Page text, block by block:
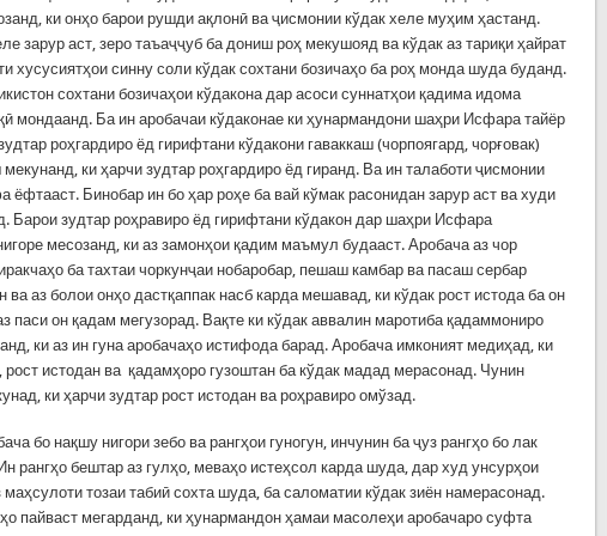
ки онҳо барои рушди ақлонӣ ва ҷисмонии кўдак хеле муҳим ҳастанд.
зарур аст, зеро таъаҷҷуб ба дониш роҳ мекушояд ва кўдак аз тариқи ҳайрат
синну соли кўдак сохтани бозичаҳо ба роҳ монда шуда буданд.
сохтани бозичаҳои кўдакона дар асоси суннатҳои қадима идома
мондаанд. Ба ин аробачаи кўдаконае ки ҳунармандони шаҳри Исфара тайёр
роҳгардиро ёд гирифтани кўдакони гаваккаш (чорпоягард, чорғовак)
ки ҳарчи зудтар роҳгардиро ёд гиранд. Ва ин талаботи ҷисмонии
ёфтааст. Бинобар ин бо ҳар роҳе ба вай кўмак расонидан зарур аст ва худи
Барои зудтар роҳравиро ёд гирифтани кўдакон дар шаҳри Исфара
месозанд, ки аз замонҳои қадим маъмул будааст. Аробача аз чор
ба тахтаи чоркунҷаи нобаробар, пешаш камбар ва пасаш сербар
аз болои онҳо дастқаппак насб карда мешавад, ки кўдак рост истода ба он
паси он қадам мегузорад. Вақте ки кўдак аввалин маротиба қадаммониро
ки аз ин гуна аробачаҳо истифода барад. Аробача имконият медиҳад, ки
рост истодан ва қадамҳоро гузоштан ба кўдак мадад мерасонад. Чунин
ки ҳарчи зудтар рост истодан ва роҳравиро омўзад.
бо нақшу нигори зебо ва рангҳои гуногун, инчунин ба ҷуз рангҳо бо лак
бештар аз гулҳо, меваҳо истеҳсол карда шуда, дар худ унсурҳои
тозаи табиӣ сохта шуда, ба саломатии кўдак зиён намерасонад.
пайваст мегарданд, ки ҳунармандон ҳамаи масолеҳи аробачаро суфта